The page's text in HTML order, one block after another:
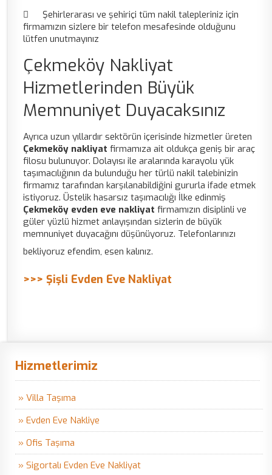

Şehirlerarası ve şehiriçi tüm nakil talepleriniz için
firmamızın sizlere bir telefon mesafesinde olduğunu
lütfen unutmayınız
Çekmeköy Nakliyat
Hizmetlerinden Büyük
Memnuniyet Duyacaksınız
Ayrıca uzun yıllardır sektörün içerisinde hizmetler üreten
Çekmeköy nakliyat firmamıza ait oldukça geniş bir araç
filosu bulunuyor. Dolayısı ile aralarında karayolu yük
taşımacılığının da bulunduğu her türlü nakil talebinizin
firmamız tarafından karşılanabildiğini gururla ifade etmek
istiyoruz. Üstelik hasarsız taşımacılığı İlke edinmiş
Çekmeköy evden eve nakliyat firmamızın disiplinli ve
güler yüzlü hizmet anlayışından sizlerin de büyük
memnuniyet duyacağını düşünüyoruz. Telefonlarınızı
bekliyoruz efendim, esen kalınız.
>>> Şişli Evden Eve Nakliyat
Hizmetlerimiz
» Villa Taşıma
» Evden Eve Nakliye
» Ofis Taşıma
» Sigortalı Evden Eve Nakliyat